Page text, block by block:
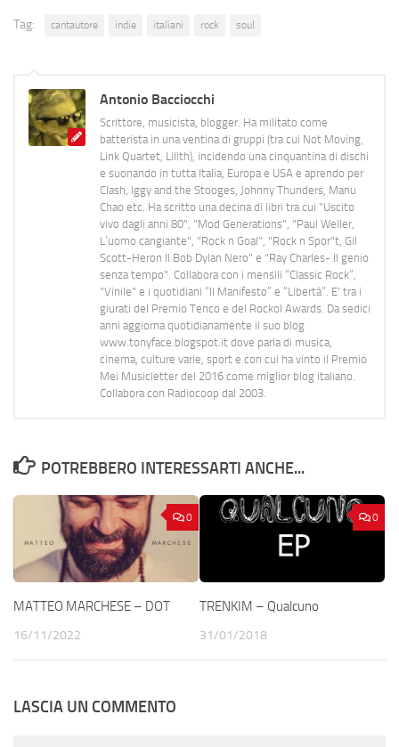
Tag: cantautore indie italiani rock soul
Antonio Bacciocchi
Scrittore, musicista, blogger. Ha militato come
batterista in una ventina di gruppi (tra cui Not Moving,
Link Quartet, Lilith), incidendo una cinquantina di dischi
e suonando in tutta Italia, Europa e USA e aprendo per
Clash, Iggy and the Stooges, Johnny Thunders, Manu
Chao etc. Ha scritto una decina di libri tra cui "Uscito
vivo dagli anni 80", "Mod Generations", "Paul Weller,
L’uomo cangiante", "Rock n Goal", "Rock n Spor"t, Gil
Scott-Heron Il Bob Dylan Nero" e "Ray Charles- Il genio
senza tempo". Collabora con i mensili “Classic Rock”,
"Vinile" e i quotidiani “Il Manifesto” e “Libertà”. E' tra i
giurati del Premio Tenco e del Rockol Awards. Da sedici
anni aggiorna quotidianamente il suo blog
www.tonyface.blogspot.it dove parla di musica,
cinema, culture varie, sport e con cui ha vinto il Premio
Mei Musicletter del 2016 come miglior blog italiano.
Collabora con Radiocoop dal 2003.
POTREBBERO INTERESSARTI ANCHE...
0
MATTEO MARCHESE – DOT
16/11/2022
0
TRENKIM – Qualcuno
31/01/2018
LASCIA UN COMMENTO